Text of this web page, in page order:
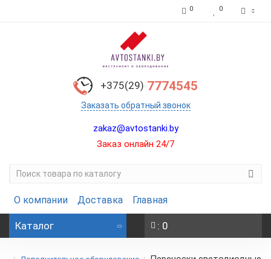
0 0
+375(29) 7774545
Заказать обратный звонок
zakaz@avtostanki.by
Заказ онлайн 24/7
О компании Доставка Главная
Каталог : 0